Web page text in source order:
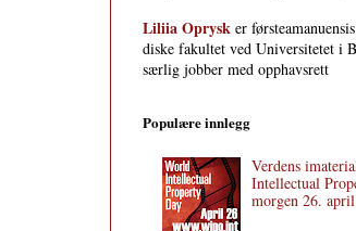
Liliia Oprysk er
diske fakultet ved Uni­versi­tetet i
særlig jobber med opphavsrett
Populære innlegg
Verdens
Intellectual
morgen 26. april